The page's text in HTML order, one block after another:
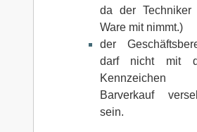
da der Techniker
Ware mit nimmt.)
der
darf nicht mit
Kennzeichen
Barverkauf
sein.